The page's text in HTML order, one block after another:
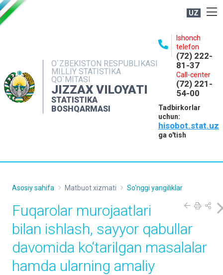
UZ
O`ZBEKISTON RESPUBLIKASI
MILLIY STATISTIKA
QO`MITASI
JIZZAX VILOYATI
STATISTIKA
BOSHQARMASI
Ishonch
telefon
(72) 222-
81-37
Call-center
(72) 221-
54-00
Tadbirkorlar
uchun:
hisobot.stat.uz
ga o'tish
NASHRLAR
INTERAKTIV XIZMATLAR
MATBUOT XIZMATI
Asosiy sahifa Matbuot xizmati So'nggi yangiliklar
Fuqarolar murojaatlari
bilan ishlash, sayyor qabullar
davomida ko‘tarilgan masalalar
hamda ularning amaliy